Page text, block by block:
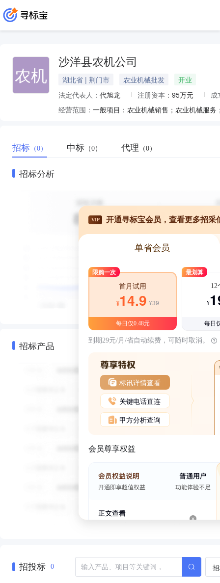
农机
沙洋县农机公司
湖北省 | 荆门市 农业机械批发
开业
法定代表人： 代旭龙 注册资本： 95万元
成
经营范围：
招标 （0） 中标 （0） 代理 （0）
招标分析
招标产品
VIP 开通寻标宝会员，查看更多招采
单省会员
限购一次
首月试用
¥14.9 ¥39
每日仅0.48元
最划算
12
¥
每日
到期29元/月/省自动续费，可随时取消。
标讯详情查看
关键电话直连
甲方分析查询
会员尊享权益
招投标 0